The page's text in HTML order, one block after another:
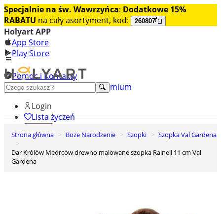
Specjalnie na św. Wawrzyńca: Dodatkowe 15%
RABATU na cały asortyment, kod: 260807
Holyart APP
App Store
Play Store
Pomoc i Kontakty
+48 222 922 860
Odkryj premium
Login
Lista życzeń
0
Strona główna Boże Narodzenie Szopki
Szopka Val Gardena
Dar Królów Medrców drewno malowane szopka Rainell 11 cm Val
Gardena